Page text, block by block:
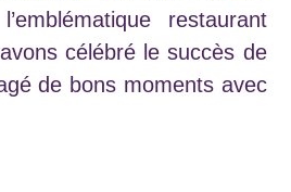
restaurant
célébré le succès de
de bons moments avec